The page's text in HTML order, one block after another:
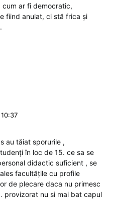
cum ar fi democratic,
fiind anulat, ci stă frica și
au tăiat sporurile ,
în loc de 15. ce sa se
didactic suficient , se
facultățile cu profile
de plecare daca nu primesc
nu si mai bat capul